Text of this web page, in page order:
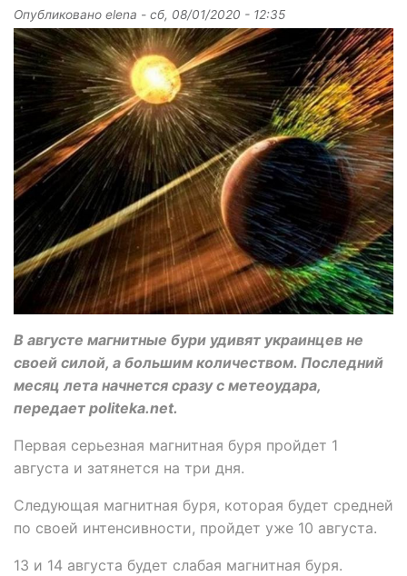
Опубликовано elena - сб, 08/01/2020 - 12:35
В августе магнитные бури удивят украинцев не
своей силой, а большим количеством. Последний
месяц лета начнется сразу с метеоудара,
передает politeka.net.
Первая серьезная магнитная буря пройдет 1
августа и затянется на три дня.
Следующая магнитная буря, которая будет средней
по своей интенсивности, пройдет уже 10 августа.
13 и 14 августа будет слабая магнитная буря.